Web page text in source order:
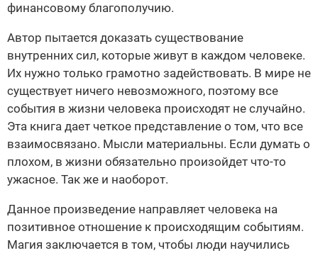
финансовому благополучию.
Автор пытается доказать существование
внутренних сил, которые живут в каждом человеке.
Их нужно только грамотно задействовать. В мире не
существует ничего невозможного, поэтому все
события в жизни человека происходят не случайно.
Эта книга дает четкое представление о том, что все
взаимосвязано. Мысли материальны. Если думать о
плохом, в жизни обязательно произойдет что-то
ужасное. Так же и наоборот.
Данное произведение направляет человека на
позитивное отношение к происходящим событиям.
Магия заключается в том, чтобы люди научились